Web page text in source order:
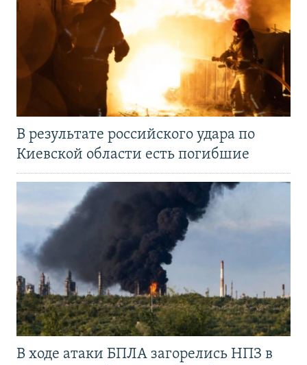
В результате российского удара по
Киевской области есть погибшие
В ходе атаки БПЛА загорелись НПЗ в